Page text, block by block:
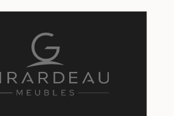
OMEGA
sur la façade et le plateau